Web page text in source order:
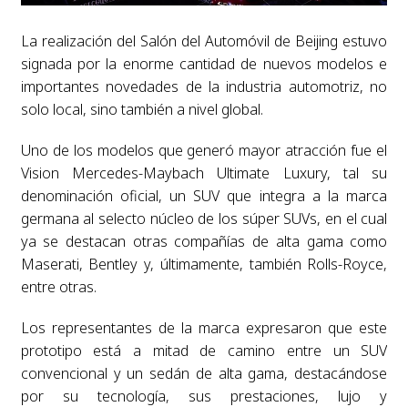
La realización del Salón del Automóvil de Beijing estuvo
signada por la enorme cantidad de nuevos modelos e
importantes novedades de la industria automotriz, no
solo local, sino también a nivel global.
Uno de los modelos que generó mayor atracción fue el
Vision Mercedes-Maybach Ultimate Luxury, tal su
denominación oficial, un SUV que integra a la marca
germana al selecto núcleo de los súper SUVs, en el cual
ya se destacan otras compañías de alta gama como
Maserati, Bentley y, últimamente, también Rolls-Royce,
entre otras.
Los representantes de la marca expresaron que este
prototipo está a mitad de camino entre un SUV
convencional y un sedán de alta gama, destacándose
por su tecnología, sus prestaciones, lujo y